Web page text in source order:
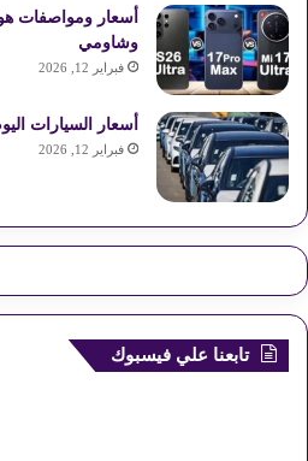
أسعار ومواصفات
وشاومي
فبراير 12, 2026
أسعار السيارات اليوم
فبراير 12, 2026
تابعنا علي فيسبوك